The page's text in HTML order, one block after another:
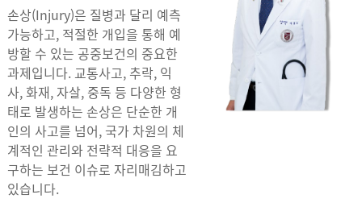
손상(Injury)은 질병과 달리 예측
가능하고, 적절한 개입을 통해 예
방할 수 있는 공중보건의 중요한
과제입니다. 교통사고, 추락, 익
사, 화재, 자살, 중독 등 다양한 형
태로 발생하는 손상은 단순한 개
인의 사고를 넘어, 국가 차원의 체
계적인 관리와 전략적 대응을 요
구하는 보건 이슈로 자리매김하고
있습니다.